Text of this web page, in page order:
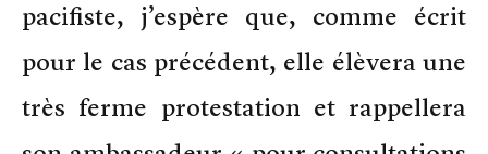
pacifiste, j’espère que, comme écrit
pour le cas précédent, elle élèvera une
très ferme protestation et rappellera